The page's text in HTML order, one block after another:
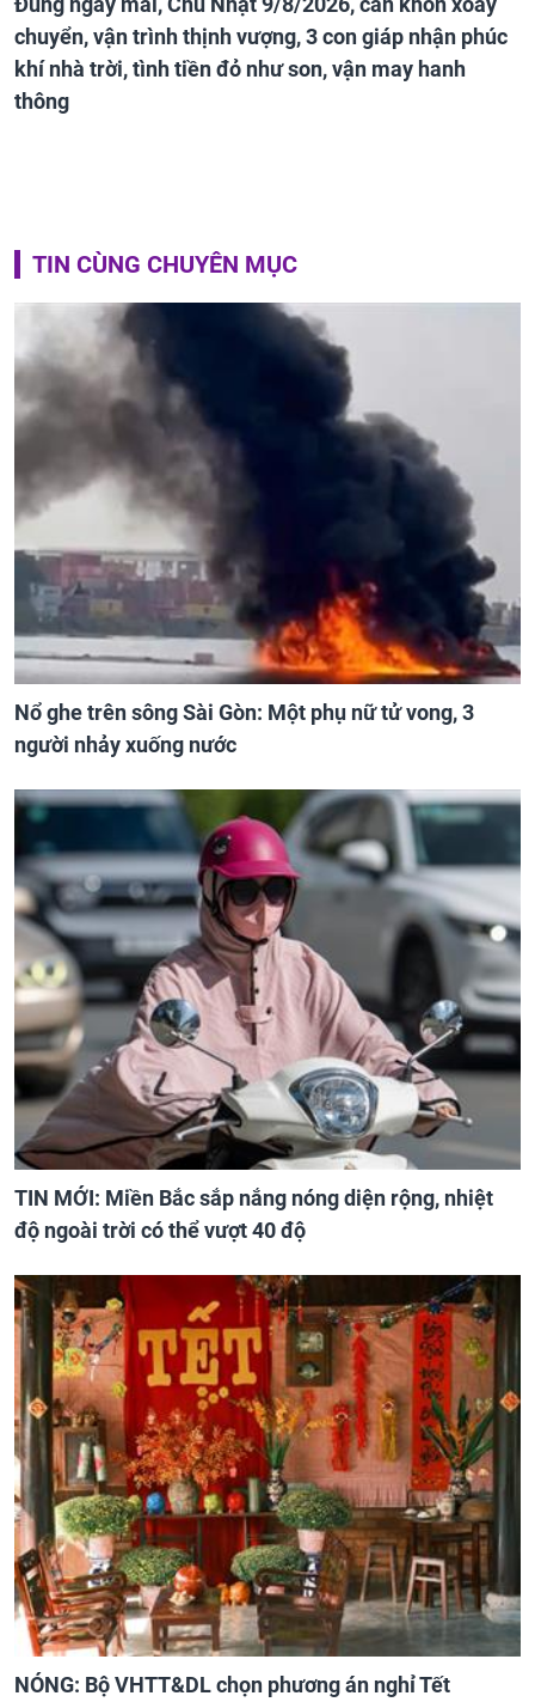
chuyển, vận trình thịnh vượng, 3 con giáp nhận phúc
khí nhà trời, tình tiền đỏ như son, vận may hanh
thông
TIN CÙNG CHUYÊN MỤC
Nổ ghe trên sông Sài Gòn: Một phụ nữ tử vong, 3
người nhảy xuống nước
TIN MỚI: Miền Bắc sắp nắng nóng diện rộng, nhiệt
độ ngoài trời có thể vượt 40 độ
NÓNG: Bộ VHTT&DL chọn phương án nghỉ Tết